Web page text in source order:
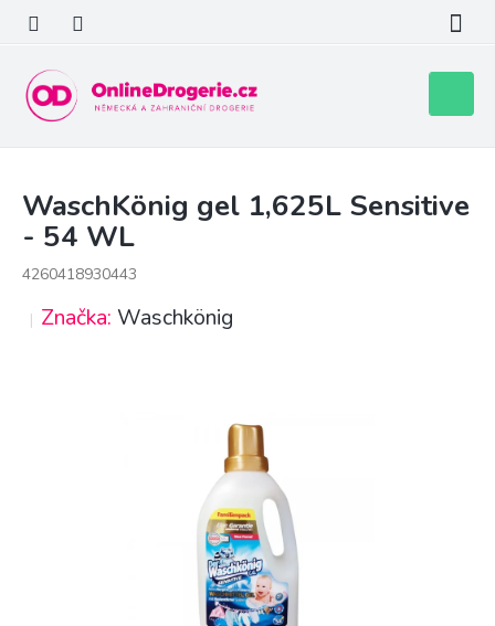
obsah
košík
WaschKönig gel 1,625L Sensitive
- 54 WL
4260418930443
Značka: Waschkönig